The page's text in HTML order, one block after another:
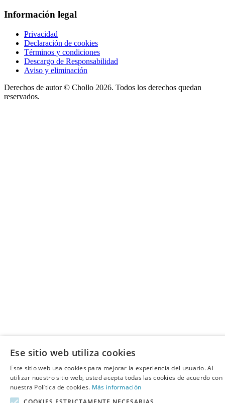
Información legal
Privacidad
Declaración de cookies
Términos y condiciones
Descargo de Responsabilidad
Aviso y eliminación
Derechos de autor © Chollo 2026. Todos los derechos quedan
reservados.
Ese sitio web utiliza cookies
Este sitio web usa cookies para mejorar la experiencia del usuario. Al
utilizar nuestro sitio web, usted acepta todas las cookies de acuerdo con
nuestra Política de cookies. Más información